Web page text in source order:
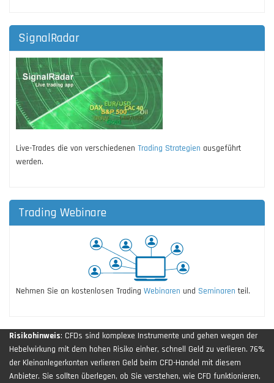
SignalRadar
Live-Trades die von verschiedenen Trading Strategien ausgeführt
werden.
Trading Webinare
Nehmen Sie an kostenlosen Trading Webinaren und Seminaren teil.
Risikohinweis: CFDs sind komplexe Instrumente und gehen wegen der
Hebelwirkung mit dem hohen Risiko einher, schnell Geld zu verlieren. 76%
der Kleinanlegerkonten verlieren Geld beim CFD-Handel mit diesem
Anbieter. Sie sollten überlegen, ob Sie verstehen, wie CFD funktionieren,